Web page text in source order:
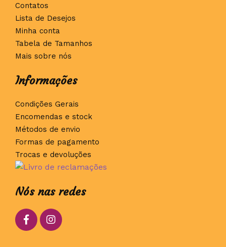
Contatos
Lista de Desejos
Minha conta
Tabela de Tamanhos
Mais sobre nós
Informações
Condições Gerais
Encomendas e stock
Métodos de envio
Formas de pagamento
Trocas e devoluções
Nós nas redes